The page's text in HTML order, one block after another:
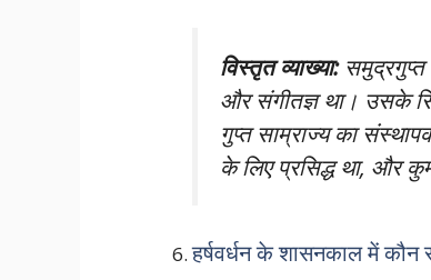
विस्तृत व्याख्या:समुद्रगुप्त
और संगीतज्ञ था। उसके
गुप्त साम्राज्य का
के लिए प्रसिद्ध था, और
हर्षवर्धन के शासनकाल में कौन